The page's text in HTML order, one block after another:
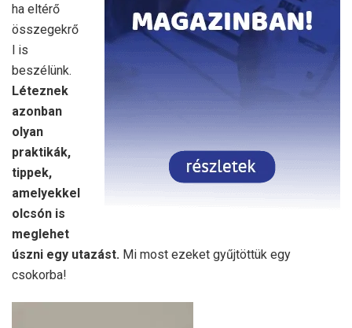
ha eltérő
összegekrő
l is
beszélünk.
Léteznek
azonban
olyan
praktikák,
tippek,
amelyekkel
olcsón is
meglehet
úszni egy utazást. Mi most ezeket gyűjtöttük egy
csokorba!